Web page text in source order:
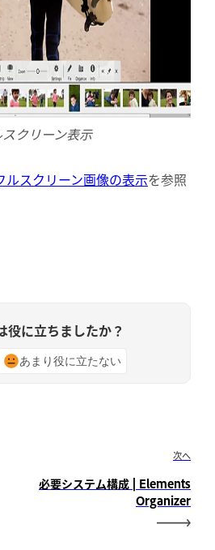
スクリーン表示
ルスクリーン画像の表示を参照
役に立ちましたか？
あまり役に立たない
次へ
必要システム構成 | Elements
Organizer